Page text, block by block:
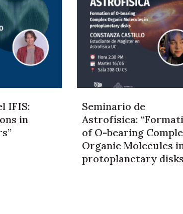
IFIS:
in
Seminario de
Astrofísica:
of O-bearing
Organic Molecules
protoplanetary